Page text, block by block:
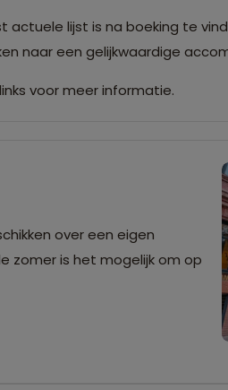
lijst is na boeking te
naar een gelijkwaardige
voor meer informatie.
over een eigen
zomer is het mogelijk om op